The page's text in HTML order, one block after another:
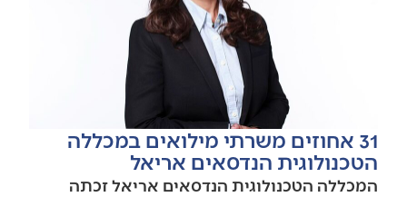
31 אחוזים משרתי מילואים במכללה
הטכנולוגית הנדסאים אריאל
המכללה הטכנולוגית הנדסאים אריאל זכתה